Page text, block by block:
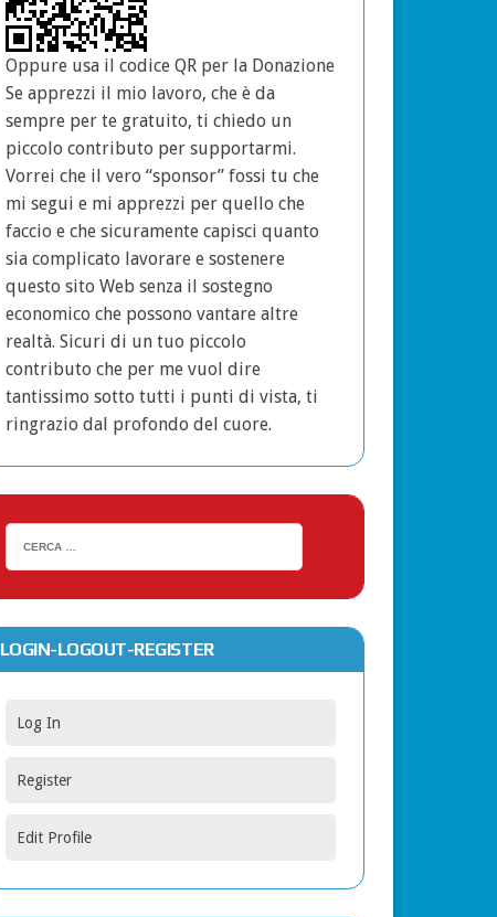
Oppure usa il codice QR per la Donazione
Se apprezzi il mio lavoro, che è da
sempre per te gratuito, ti chiedo un
piccolo contributo per supportarmi.
Vorrei che il vero “sponsor” fossi tu che
mi segui e mi apprezzi per quello che
faccio e che sicuramente capisci quanto
sia complicato lavorare e sostenere
questo sito Web senza il sostegno
economico che possono vantare altre
realtà. Sicuri di un tuo piccolo
contributo che per me vuol dire
tantissimo sotto tutti i punti di vista, ti
ringrazio dal profondo del cuore.
LOGIN-LOGOUT-REGISTER
Log In
Register
Edit Profile